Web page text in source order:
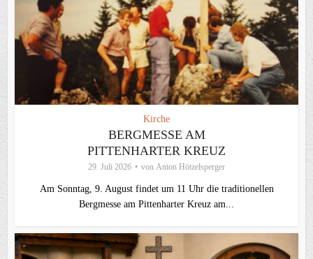
Kirche
BERGMESSE AM
PITTENHARTER KREUZ
29. Juli 2026 von Anton Hötzelsperger
Am Sonntag, 9. August findet um 11 Uhr die traditionellen
Bergmesse am Pittenharter Kreuz am...